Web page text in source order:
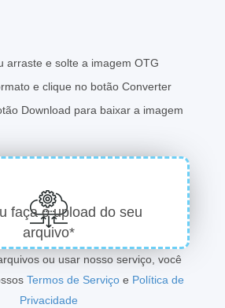
arraste e solte a imagem OTG
e clique no botão Converter
Download para baixar a imagem
faça o upload do seu
arquivo*
ou usar nosso serviço, você
Termos de Serviçoe Política de
Privacidade